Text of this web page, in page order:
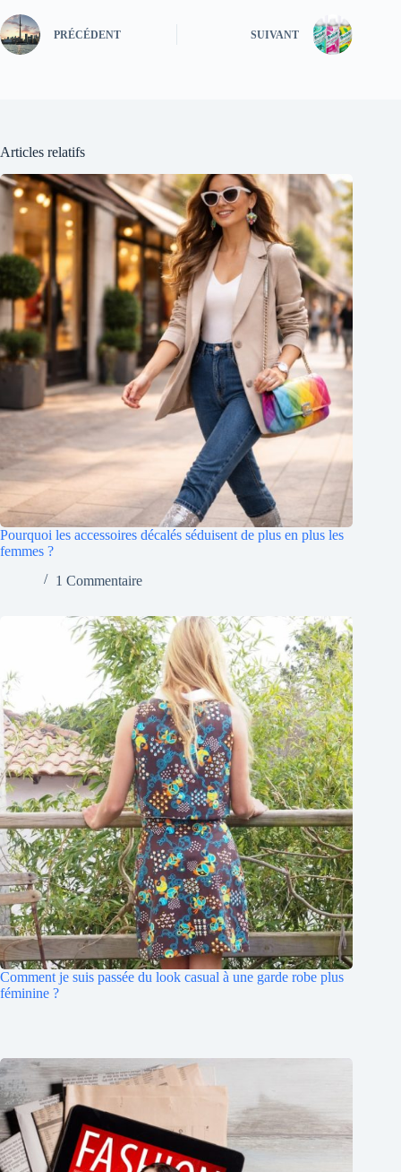
PRÉCÉDENT SUIVANT
Articles relatifs
Pourquoi les accessoires décalés séduisent de plus en plus les
femmes ?
1 Commentaire
Comment je suis passée du look casual à une garde robe plus
féminine ?